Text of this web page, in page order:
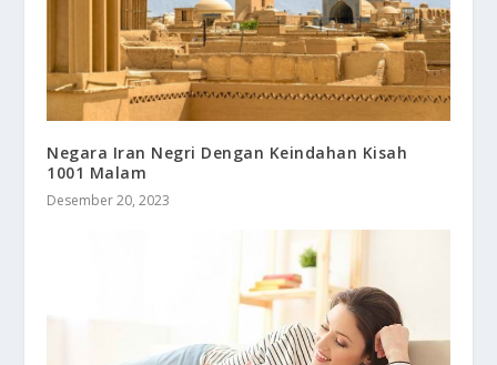
Negara Iran Negri Dengan Keindahan Kisah
1001 Malam
Desember 20, 2023